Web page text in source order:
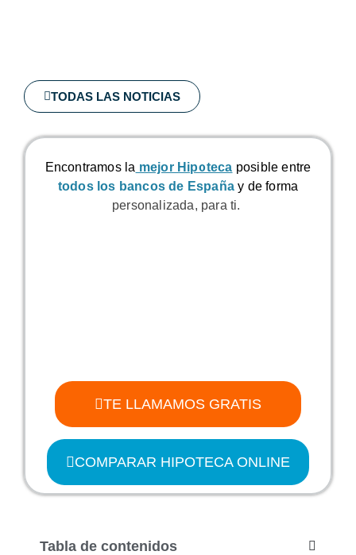
TODAS LAS NOTICIAS
Encontramos la mejor Hipoteca posible entre
todos los bancos de España y de forma
personalizada, para ti.
TE LLAMAMOS GRATIS
COMPARAR HIPOTECA ONLINE
Tabla de contenidos